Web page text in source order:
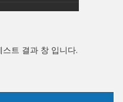
트 결과 창 입니다.